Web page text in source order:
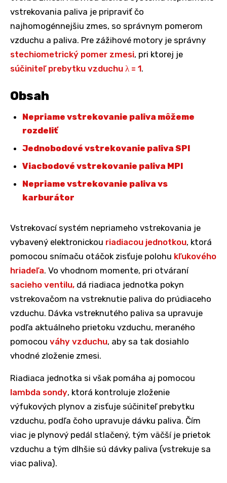
vstrekovania paliva je pripraviť čo
najhomogénnejšiu zmes, so správnym pomerom
vzduchu a paliva. Pre zážihové motory je správny
stechiometrický pomer zmesi, pri ktorej je
súčiniteľ prebytku vzduchu λ = 1.
Obsah
Nepriame vstrekovanie paliva môžeme
rozdeliť
Jednobodové vstrekovanie paliva SPI
Viacbodové vstrekovanie paliva MPI
Nepriame vstrekovanie paliva vs
karburátor
Vstrekovací systém nepriameho vstrekovania je
vybavený elektronickou riadiacou jednotkou, ktorá
pomocou snímaču otáčok zisťuje polohu kľukového
hriadeľa. Vo vhodnom momente, pri otváraní
sacieho ventilu, dá riadiaca jednotka pokyn
vstrekovačom na vstreknutie paliva do prúdiaceho
vzduchu. Dávka vstreknutého paliva sa upravuje
podľa aktuálneho prietoku vzduchu, meraného
pomocou váhy vzduchu, aby sa tak dosiahlo
vhodné zloženie zmesi.
Riadiaca jednotka si však pomáha aj pomocou
lambda sondy, ktorá kontroluje zloženie
výfukových plynov a zisťuje súčiniteľ prebytku
vzduchu, podľa čoho upravuje dávku paliva. Čím
viac je plynový pedál stlačený, tým väčší je prietok
vzduchu a tým dlhšie sú dávky paliva (vstrekuje sa
viac paliva).